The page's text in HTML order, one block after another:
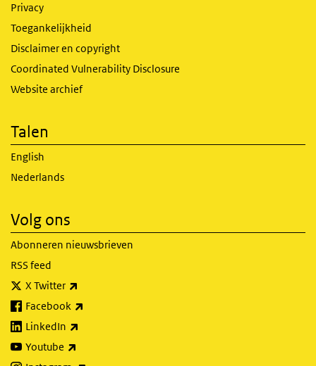
Privacy
Toegankelijkheid
Disclaimer en copyright
Coordinated Vulnerability Disclosure
Website archief
Talen
English
Nederlands
Volg ons
Abonneren nieuwsbrieven
RSS feed
X Twitter
Facebook
LinkedIn
Youtube